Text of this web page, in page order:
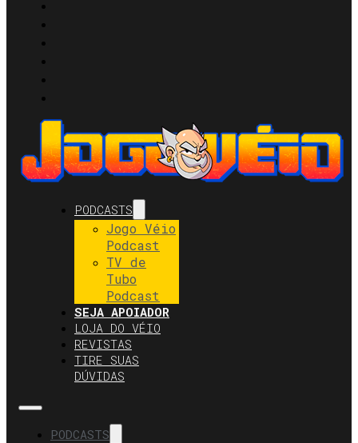
PODCASTS
Jogo Véio
Podcast
TV de
Tubo
Podcast
SEJA APOIADOR
LOJA DO VÉIO
REVISTAS
TIRE SUAS
DÚVIDAS
PODCASTS